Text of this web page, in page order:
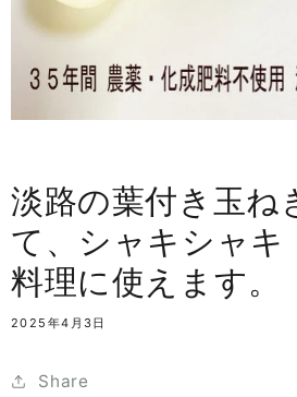
淡路の葉付き玉ね
て、シャキシャキ
料理に使えます。
2025年4月3日
Share